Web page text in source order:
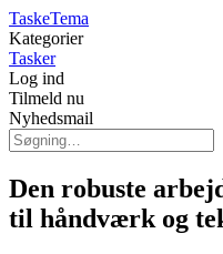
TaskeTema
Kategorier
Tasker
Log ind
Tilmeld nu
Nyhedsmail
Den robuste
til håndværk og